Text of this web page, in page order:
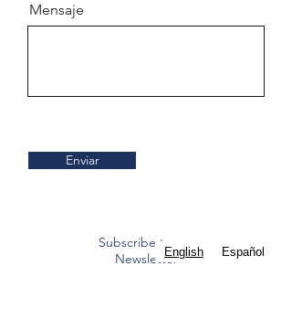
Mensaje
Enviar
Subscribe to our
NewsletterEnglish Español